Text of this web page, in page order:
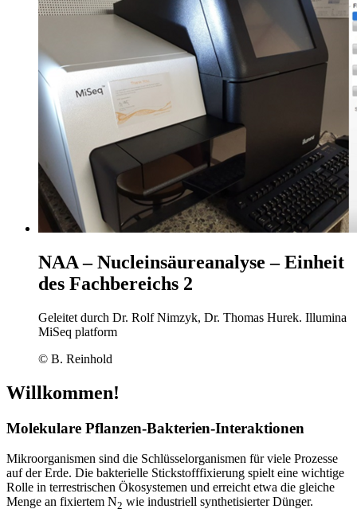
NAA – Nucleinsäureanalyse – Einheit
des Fachbereichs 2
Geleitet durch Dr. Rolf Nimzyk, Dr. Thomas Hurek. Illumina
MiSeq platform
© B. Reinhold
Willkommen!
Molekulare Pflanzen-Bakterien-Interaktionen
Mikroorganismen sind die Schlüsselorganismen für viele Prozesse
auf der Erde. Die bakterielle Stickstofffixierung spielt eine wichtige
Rolle in terrestrischen Ökosystemen und erreicht etwa die gleiche
Menge an fixiertem N2 wie industriell synthetisierter Dünger.